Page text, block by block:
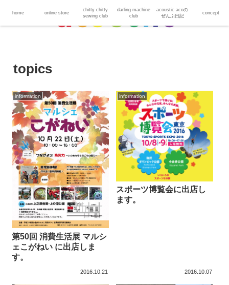
topics
information
第50回 消費生活展 マルシ
ェこがねい に出店しま
す。
2016.10.21
information
スポーツ博覧会に出店し
ます。
2016.10.07
home online store
chitty chitty
sewing club
darling machine
club
acoustic acoの
ぜんぶ日記
concept